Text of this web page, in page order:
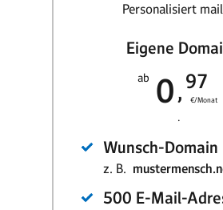
Personalisiert
Eigene
ab 0 97
€/Monat
.
Wunsch-Domain
z. B.
500 E-Mail-